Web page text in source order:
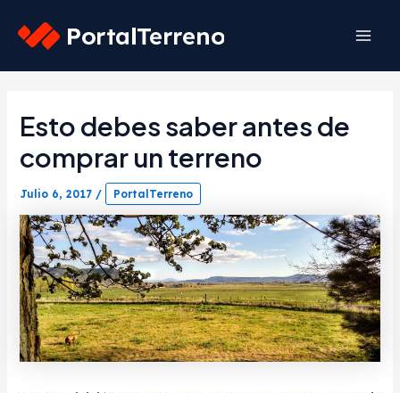
content
Esto debes saber antes de
comprar un terreno
Julio 6, 2017 / PortalTerreno